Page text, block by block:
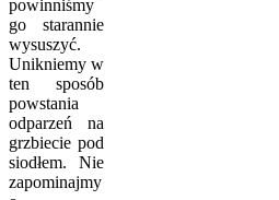
powinniśmy
go starannie
wysuszyć.
Unikniemy w
ten sposób
powstania
odparzeń na
grzbiecie pod
siodłem. Nie
zapominajmy